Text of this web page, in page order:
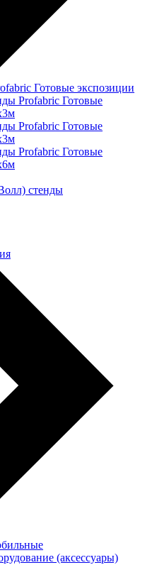
Готовые экспозиции
Profabric Готовые
Profabric Готовые
Profabric Готовые
стенды
(аксессуары)